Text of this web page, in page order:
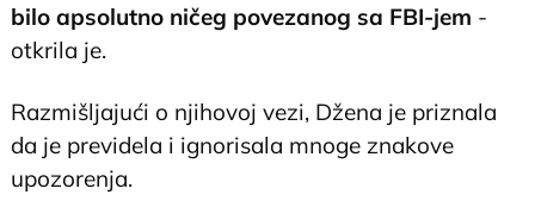
bilo apsolutno ničeg povezanog sa FBI-jem -
otkrila je.
Razmišljajući o njihovoj vezi, Džena je priznala
da je previdela i ignorisala mnoge znakove
upozorenja.